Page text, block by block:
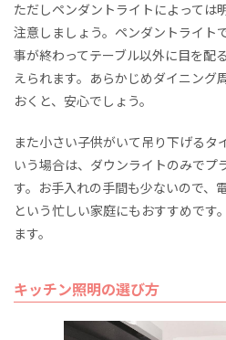
ただしペンダントライトによっては
注意しましょう。ペンダントライト
事が終わってテーブル以外に目を配
えられます。あらかじめダイニング
おくと、安心でしょう。
また小さい子供がいて吊り下げるタ
いう場合は、ダウンライトのみでプ
す。お手入れの手間も少ないので、
という忙しい家庭にもおすすめです
ます。
キッチン照明の選び方